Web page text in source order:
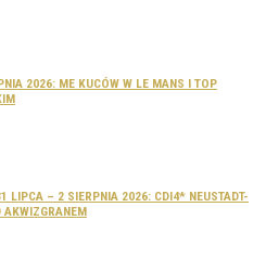
2026: ME KUCÓW W LE MANS I TOP
LIPCA – 2 SIERPNIA 2026: CDI4* NEUSTADT-
AKWIZGRANEM